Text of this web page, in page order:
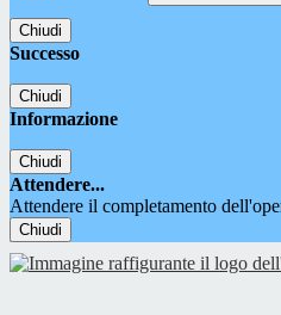
Chiudi
Successo
Chiudi
Informazione
Chiudi
Attendere...
Attendere il completamento
Chiudi